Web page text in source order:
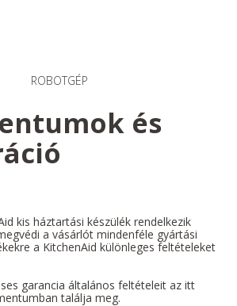
ROBOTGÉP
és
kis háztartási készülék rendelkezik
a vásárlót mindenféle gyártási
a KitchenAid különleges feltételeket
garancia általános feltételeit az itt
találja meg.